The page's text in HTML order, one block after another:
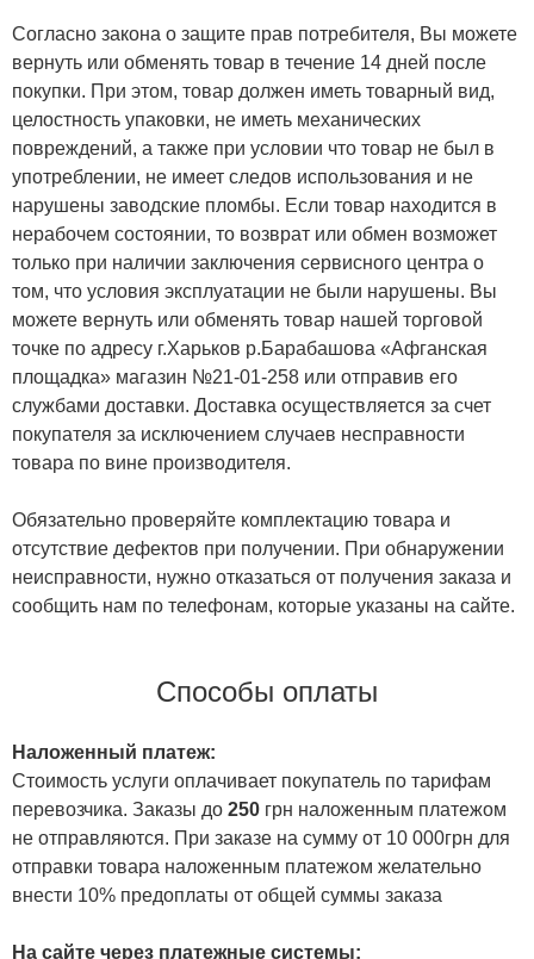
Согласно закона о защите прав потребителя, Вы можете
вернуть или обменять товар в течение 14 дней после
покупки. При этом, товар должен иметь товарный вид,
целостность упаковки, не иметь механических
повреждений, а также при условии что товар не был в
употреблении, не имеет следов использования и не
нарушены заводские пломбы. Если товар находится в
нерабочем состоянии, то возврат или обмен возможет
только при наличии заключения сервисного центра о
том, что условия эксплуатации не были нарушены. Вы
можете вернуть или обменять товар нашей торговой
точке по адресу г.Харьков р.Барабашова «Афганская
площадка» магазин №21-01-258 или отправив его
службами доставки. Доставка осуществляется за счет
покупателя за исключением случаев несправности
товара по вине производителя.
Обязательно проверяйте комплектацию товара и
отсутствие дефектов при получении. При обнаружении
неисправности, нужно отказаться от получения заказа и
сообщить нам по телефонам, которые указаны на сайте.
Способы оплаты
Наложенный платеж:
Стоимость услуги оплачивает покупатель по тарифам
перевозчика. Заказы до 250 грн наложенным платежом
не отправляются. При заказе на сумму от 10 000грн для
отправки товара наложенным платежом желательно
внести 10% предоплаты от общей суммы заказа
На сайте через платежные системы: